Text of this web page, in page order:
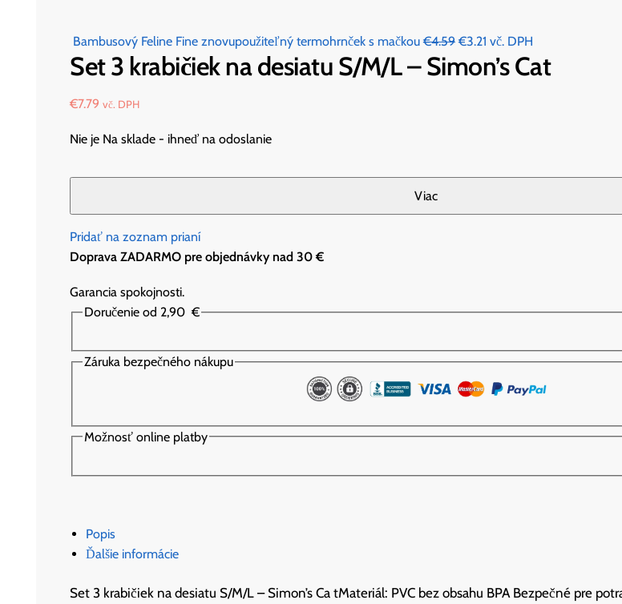
Bambusový Feline Fine znovupoužiteľný termohrnček s mačkou €4.59Original
price
was:
€3.21 Current
price
is:
vč. DPH
Set 3 krabičiek na desiatu S/M/L – Simon’s Cat
€7.79 vč. DPH
Nie je Na sklade - ihneď na odoslanie
Pridať na zoznam prianí
Doprava ZADARMO pre objednávky nad 30 €
Garancia spokojnosti.
Doručenie od 2,90€
Záruka bezpečného nákupu
Možnosť online platby
Popis
Ďalšie informácie
Set 3 krabičiek na desiatu S/M/L – Simon’s Ca tMateriál: PVC bez obsahu BPA Bezpečné pre